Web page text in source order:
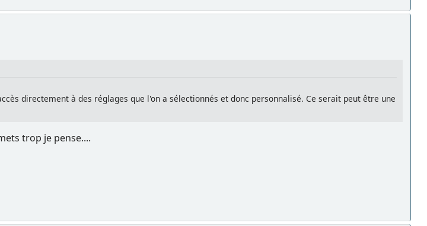
directement à des réglages que l'on a sélectionnés et donc personnalisé. Ce serait peut être une
trop je pense....